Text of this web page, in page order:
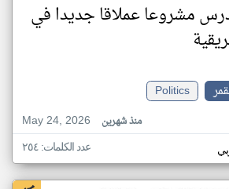
مشروعا عملاقا جديدا في
Politics
May 24, 2026
منذ شهرين
عدد الكلمات: ٢٥٤